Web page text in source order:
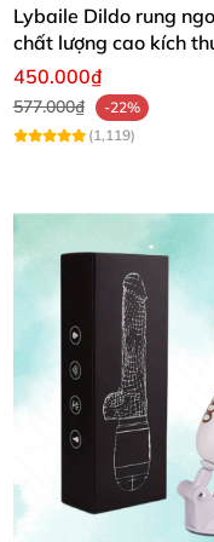
Lybaile Dildo rung
chất lượng cao kích
450.000₫
577.000₫
-22%
(1,119)